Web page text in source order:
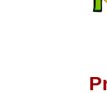
Lotería